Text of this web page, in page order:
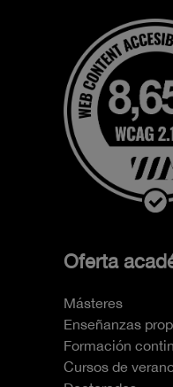
Oferta
Másteres
Enseñanzas
Formación
Cursos de